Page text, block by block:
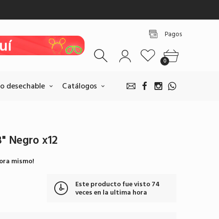
Pagos
BANCOLOMBIA
Pagar por BANCOLOMBIA
0
desechable Catálogos
Este producto fue visto74
veces en la ultima hora
Negro x12
mismo!